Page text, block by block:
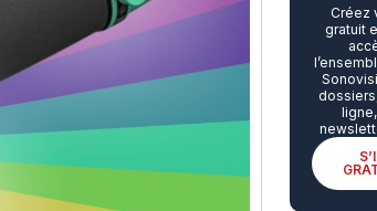
Créez
gratuit